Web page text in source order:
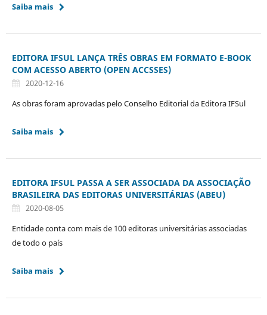
Saiba mais
EDITORA IFSUL LANÇA TRÊS OBRAS EM FORMATO E-BOOK
COM ACESSO ABERTO (OPEN ACCSSES)
2020-12-16
As obras foram aprovadas pelo Conselho Editorial da Editora IFSul
Saiba mais
EDITORA IFSUL PASSA A SER ASSOCIADA DA ASSOCIAÇÃO
BRASILEIRA DAS EDITORAS UNIVERSITÁRIAS (ABEU)
2020-08-05
Entidade conta com mais de 100 editoras universitárias associadas
de todo o país
Saiba mais